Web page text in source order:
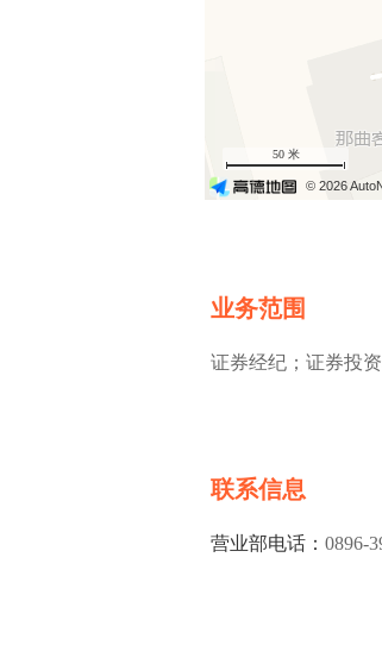
50 米
© 2026
业务范围
证券经纪；证券投
联系信息
营业部电话： 0896-